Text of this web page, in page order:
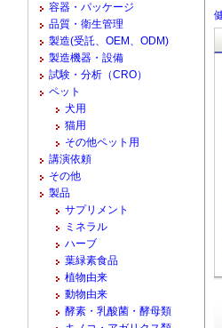
容器・パッケージ
品質・衛生管理
製造(受託、OEM、ODM)
製造機器・設備
試験・分析（CRO）
ペット
犬用
猫用
その他ペット用
講演依頼
その他
製品
サプリメント
ミネラル
ハーブ
葉緑素食品
植物由来
動物由来
酵素・乳酸菌・酵母類